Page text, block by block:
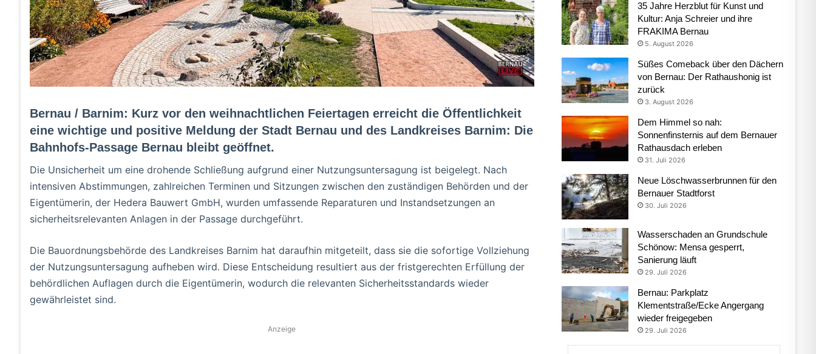
Bernau / Barnim: Kurz vor den weihnachtlichen Feiertagen erreicht die Öffentlichkeit
eine wichtige und positive Meldung der Stadt Bernau und des Landkreises Barnim: Die
Bahnhofs-Passage Bernau bleibt geöffnet.
Die Unsicherheit um eine drohende Schließung aufgrund einer Nutzungsuntersagung ist beigelegt. Nach
intensiven Abstimmungen, zahlreichen Terminen und Sitzungen zwischen den zuständigen Behörden und der
Eigentümerin, der Hedera Bauwert GmbH, wurden umfassende Reparaturen und Instandsetzungen an
sicherheitsrelevanten Anlagen in der Passage durchgeführt.
Die Bauordnungsbehörde des Landkreises Barnim hat daraufhin mitgeteilt, dass sie die sofortige Vollziehung
der Nutzungsuntersagung aufheben wird. Diese Entscheidung resultiert aus der fristgerechten Erfüllung der
behördlichen Auflagen durch die Eigentümerin, wodurch die relevanten Sicherheitsstandards wieder
gewährleistet sind.
Anzeige
35 Jahre Herzblut für Kunst und
Kultur: Anja Schreier und ihre
FRAKIMA Bernau
5. August 2026
Süßes Comeback über den Dächern
von Bernau: Der Rathaushonig ist
zurück
3. August 2026
Dem Himmel so nah:
Sonnenfinsternis auf dem Bernauer
Rathausdach erleben
31. Juli 2026
Neue Löschwasserbrunnen für den
Bernauer Stadtforst
30. Juli 2026
Wasserschaden an Grundschule
Schönow: Mensa gesperrt,
Sanierung läuft
29. Juli 2026
Bernau: Parkplatz
Klementstraße/Ecke Angergang
wieder freigegeben
29. Juli 2026